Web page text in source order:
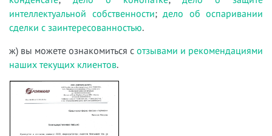
интеллектуальной собственности; дело об оспаривании
сделки с заинтересованностью.
ж) вы можете ознакомиться с отзывами и рекомендациями
наших текущих клиентов.